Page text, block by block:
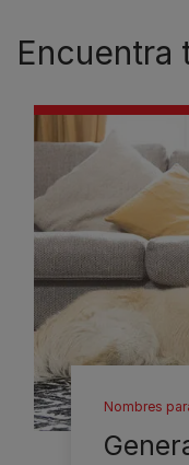
Encuentra
Nombres